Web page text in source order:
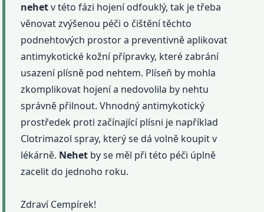
nehetv této fázi hojení odfouklý, tak je třeba
věnovat zvýšenou péči o čištění těchto
podnehtových prostor a preventivně aplikovat
antimykotické kožní přípravky, které zabrání
usazení plísně pod nehtem. Plíseň by mohla
zkomplikovat hojení a nedovolila by nehtu
správně přilnout. Vhnodný antimykotický
prostředek proti začínající plísni je například
Clotrimazol spray, který se dá volně koupit v
lékárně. Nehet by se měl při této péči úplně
zacelit do jednoho roku.
Zdraví Cempírek!